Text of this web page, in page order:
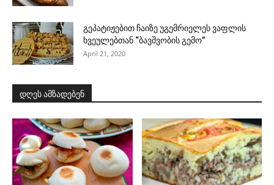
გეპატიჟებით ჩაიზე უგემრიელეს ვაფლის
ხვეულებთან “ბავშვობის გემო”
April 21, 2020
დღეს ამზადებენ